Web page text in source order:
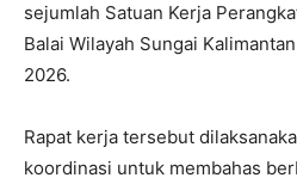
sejumlah Satuan Kerja
Balai Wilayah Sungai
2026.
Rapat kerja tersebut
koordinasi untuk membahas